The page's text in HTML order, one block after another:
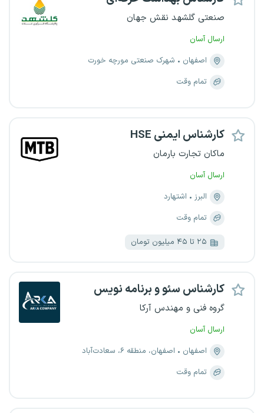
صنعتی گلشهد نقش جهان
ارسال آسان
اصفهان
شهرک صنعتی مورچه خورت
تمام وقت
کارشناس ایمنی HSE
ماکان تجارت بارمان
ارسال آسان
البرز
اشتهارد
تمام وقت
۲۵ تا ۴۵ میلیون تومان
کارشناس سئو و برنامه نویس
گروه فنی و مهندس آرکا
ارسال آسان
اصفهان
اصفهان، منطقه ۶، سعادت‌آباد
تمام وقت